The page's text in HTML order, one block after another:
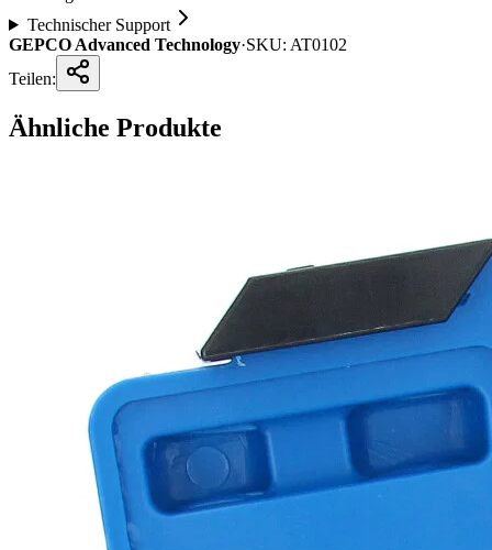
Technischer Support
GEPCO Advanced Technology·SKU: AT0102
Teilen:
Ähnliche Produkte